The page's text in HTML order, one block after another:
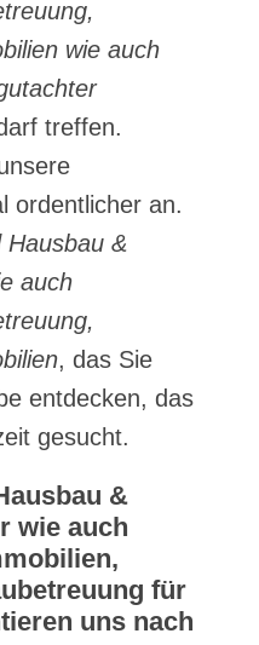
wie auch
treffen.
ordentlicher an.
Hausbau &
auch
, das Sie
entdecken, das
gesucht.
&
wie auch
für
uns nach